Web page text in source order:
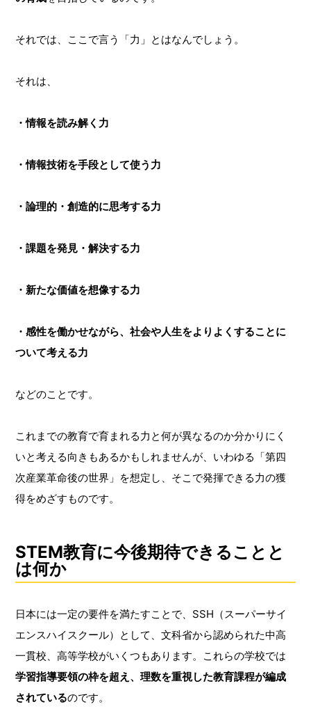
それでは、ここで言う「力」とはなんでしょう。
それは、
・情報を読み解く力
・情報技術を手段として使う力
・論理的・創造的に思考する力
・課題を発見・解決する力
・新たな価値を想像する力
・感性を働かせながら、社会や人生をよりよくすることに
ついて考える力
などのことです。
これまでの教育で育まれる力と何が異なるのか分かりにく
いと考える向きもあるかもしれませんが、いわゆる「第四
次産業革命後の世界」を想定し、そこで発揮できる力の獲
得をめざすものです。
STEM教育に今後期待できることと
は何か
日本には一定の要件を満たすことで、SSH（スーパーサイ
エンスハイスクール）として、文科省から認められた中高
一貫校、高等学校がいくつもあります。これらの学校では
学習指導要領の枠を超え、理数を重視した教育課程が編成
されているのです。